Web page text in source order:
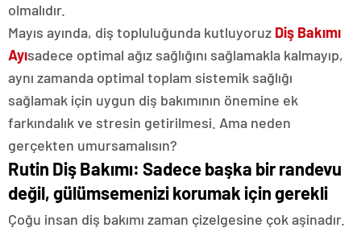
olmalıdır.
Mayıs ayında, diş topluluğunda kutluyoruz Diş Bakımı
Ayısadece optimal ağız sağlığını sağlamakla kalmayıp,
aynı zamanda optimal toplam sistemik sağlığı
sağlamak için uygun diş bakımının önemine ek
farkındalık ve stresin getirilmesi. Ama neden
gerçekten umursamalısın?
Rutin Diş Bakımı: Sadece başka bir randevu
değil, gülümsemenizi korumak için gerekli
Çoğu insan diş bakımı zaman çizelgesine çok aşinadır.